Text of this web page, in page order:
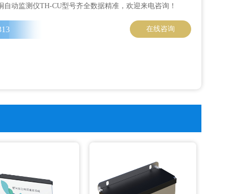
自动监测仪TH-CU型号齐全数据精准，欢迎来电咨询！
在线咨询